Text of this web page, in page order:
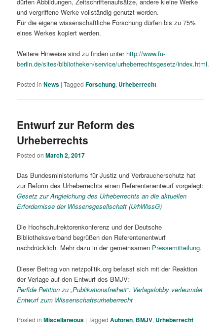
dürfen Abbildungen, Zeitschriftenaufsätze, andere kleine Werke
und vergriffene Werke vollständig genutzt werden.
Für die eigene wissenschaftliche Forschung dürfen bis zu 75%
eines Werkes kopiert werden.
Weitere Hinweise sind zu finden unter http://www.fu-
berlin.de/sites/bibliotheken/service/urheberrechtsgesetz/index.html.
Posted in News |Tagged Forschung, Urheberrecht
Entwurf zur Reform des
Urheberrechts
Posted onMarch 2, 2017
Das Bundesministeriums für Justiz und Verbraucherschutz hat
zur Reform des Urheberrechts einen Referentenentwurf vorgelegt:
Gesetz zur Angleichung des Urheberrechts an die aktuellen
Erfordernisse der Wissensgesellschaft (UrhWissG)
Die Hochschulrektorenkonferenz und der Deutsche
Bibliotheksverband begrüßen den Referentenentwurf
nachdrücklich. Mehr dazu in der gemeinsamen Pressemitteilung.
Dieser Beitrag von netzpolitik.org befasst sich mit der Reaktion
der Verlage auf den Entwurf des BMJV:
Perfide Petition zu „Publikationsfreiheit“: Verlagslobby verleumdet
Entwurf zum Wissenschaftsurheberrecht
Posted in Miscellaneous |Tagged Autoren, BMJV, Urheberrecht